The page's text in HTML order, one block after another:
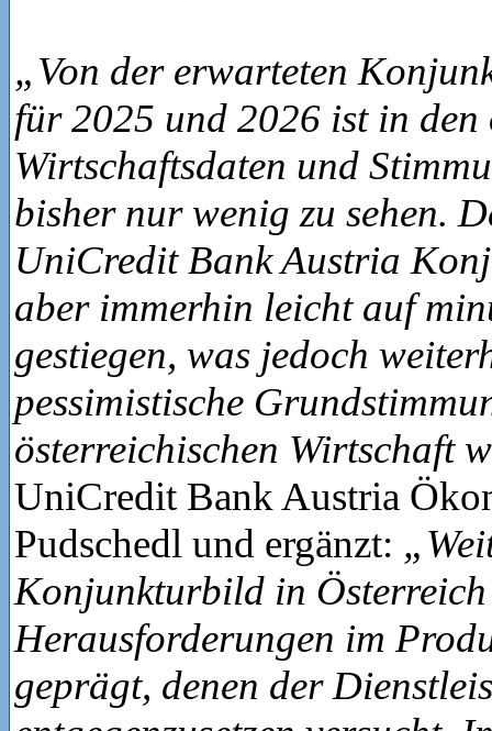
„Von der erwarteten
für 2025 und 2026 ist in den
Wirtschaftsdaten und
bisher nur wenig zu sehen.
UniCredit Bank Austria
aber immerhin leicht auf
gestiegen, was jedoch
pessimistische
österreichischen Wirtschaft
UniCredit Bank Austria
Pudschedl und ergänzt:
Konjunkturbild in
Herausforderungen im
geprägt, denen der